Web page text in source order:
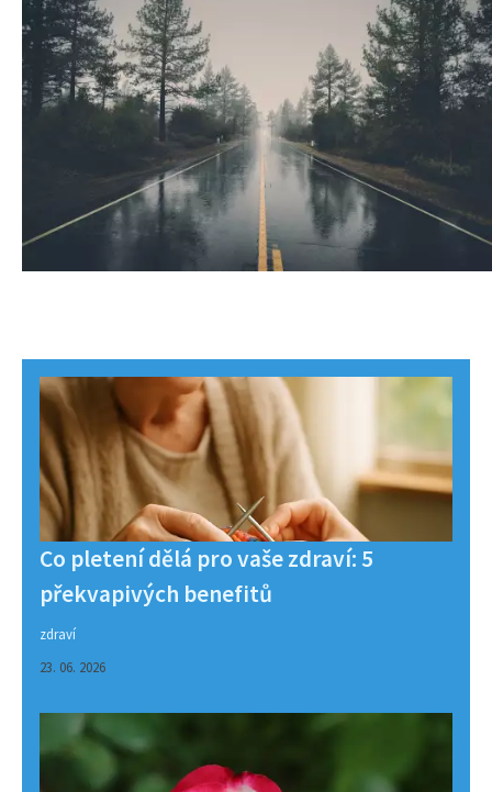
Co pletení dělá pro vaše zdraví: 5
překvapivých benefitů
zdraví
23. 06. 2026